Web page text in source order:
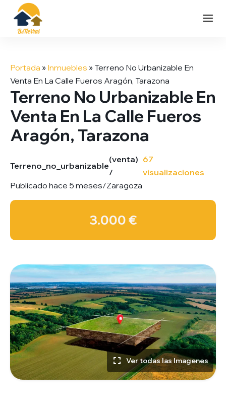
contenido
Portada » Inmuebles » Terreno No Urbanizable En
Venta En La Calle Fueros Aragón, Tarazona
Terreno No Urbanizable En
Venta En La Calle Fueros
Aragón, Tarazona
Terreno_no_urbanizable
(venta)
/
67
visualizaciones
Publicado hace 5 meses/Zaragoza
3.000 €
Ver todas las Imagenes